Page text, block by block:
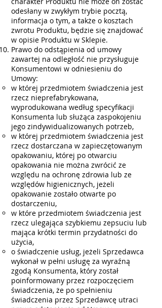
odesłany w zwykłym trybie pocztą,
informacja o tym, a także o kosztach
zwrotu Produktu, będzie się znajdować
w opisie Produktu w Sklepie.
Prawo do odstąpienia od umowy
zawartej na odległość nie przysługuje
Konsumentowi w odniesieniu do
Umowy:
w której przedmiotem świadczenia jest
rzecz nieprefabrykowana,
wyprodukowana według specyfikacji
Konsumenta lub służąca zaspokojeniu
jego zindywidualizowanych potrzeb,
w której przedmiotem świadczenia jest
rzecz dostarczana w zapieczętowanym
opakowaniu, której po otwarciu
opakowania nie można zwrócić ze
względu na ochronę zdrowia lub ze
względów higienicznych, jeżeli
opakowanie zostało otwarte po
dostarczeniu,
w które przedmiotem świadczenia jest
rzecz ulegająca szybkiemu zepsuciu lub
mająca krótki termin przydatności do
użycia,
o świadczenie usług, jeżeli Sprzedawca
wykonał w pełni usługę za wyraźną
zgodą Konsumenta, który został
poinformowany przez rozpoczęciem
świadczenia, że po spełnieniu
świadczenia przez Sprzedawcę utraci